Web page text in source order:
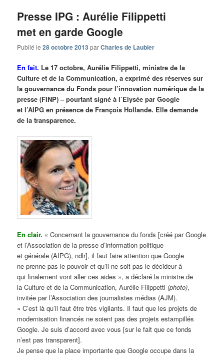
Presse IPG : Aurélie Filippetti
met en garde Google
Publié le28 octobre 2013 parCharles de Laubier
En fait. Le 17 octobre, Aurélie Filippetti, ministre de la
Culture et de la Communication, a exprimé des réserves sur
la gouvernance du Fonds pour l’innovation numérique de la
presse (FINP) – pourtant signé à l’Elysée par Google
et l’AIPG en présence de François Hollande. Elle demande
de la transparence.
En clair. « Concernant la gouvernance du fonds [créé par Google
et l’Association de la presse d’information politique
et générale (AIPG), ndlr], il faut faire attention que Google
ne prenne pas le pouvoir et qu’il ne soit pas le décideur à
qui finalement vont aller ces aides », a déclaré la ministre de
la Culture et de la Communication, Aurélie Filippetti(photo),
invitée par l’Association des journalistes médias (AJM).
« C’est là qu’il faut être très vigilants. Il faut que les projets de
modernisation financés ne soient pas des projets estampillés
Google. Je suis d’accord avec vous [sur le fait que ce fonds
n’est pas transparent].
Je pense que la place importante que Google occupe dans la